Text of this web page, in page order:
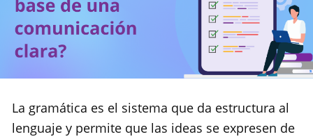
La gramática es el sistema que da estructura al
lenguaje y permite que las ideas se expresen de